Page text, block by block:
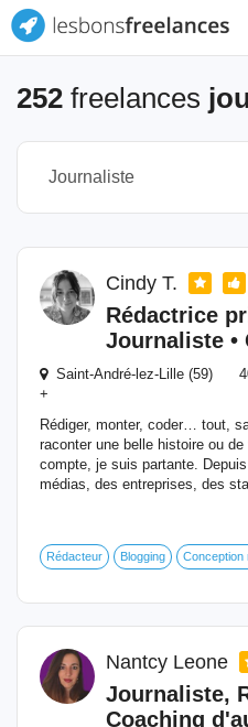
252 freelances
Cindy T.
Rédactrice
Journaliste •
Saint-André-lez-Lille (59)
+
Rédiger, monter, coder… tout,
raconter une belle histoire ou
compte, je suis partante.
médias, des entreprises, des
Rédacteur Blogging Conception
Nantcy Leone
Journaliste,
Coaching